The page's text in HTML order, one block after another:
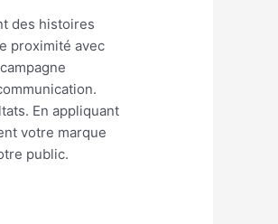
des histoires
proximité avec
En appliquant
votre marque
public.